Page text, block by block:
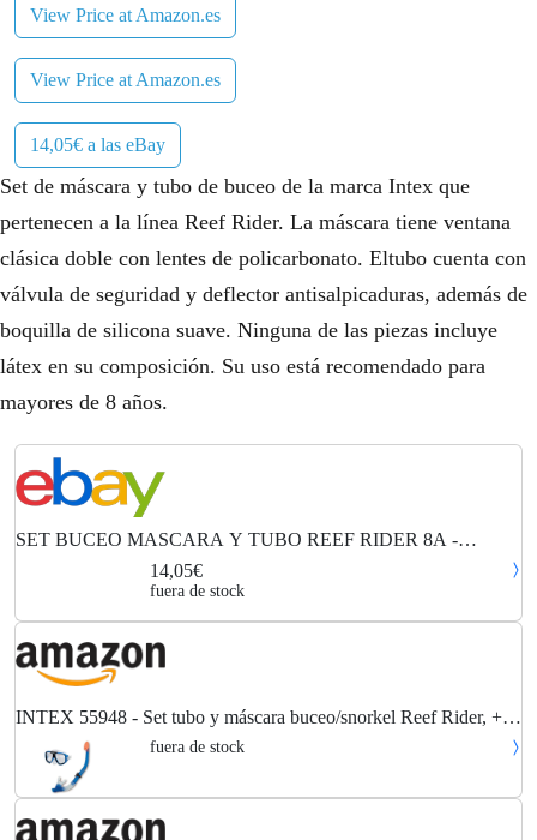
View Price at Amazon.es
View Price at Amazon.es
14,05€ a las eBay
Set de máscara y tubo de buceo de la marca Intex que
pertenecen a la línea Reef Rider. La máscara tiene ventana
clásica doble con lentes de policarbonato. Eltubo cuenta con
válvula de seguridad y deflector antisalpicaduras, además de
boquilla de silicona suave. Ninguna de las piezas incluye
látex en su composición. Su uso está recomendado para
mayores de 8 años.
SET BUCEO MASCARA Y TUBO REEF RIDER 8A -
14,05€
fuera de stock
INTEX 55948 - Set tubo y máscara buceo/snorkel Reef Rider, + 8
fuera de stock